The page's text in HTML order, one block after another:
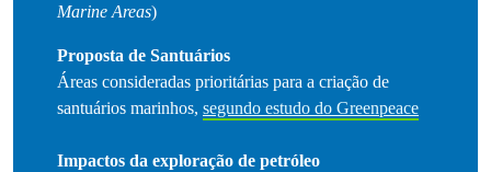
Marine Areas)
Proposta de Santuários
Áreas consideradas prioritárias para a criação de
santuários marinhos, segundo estudo do Greenpeace
Impactos da exploração de petróleo